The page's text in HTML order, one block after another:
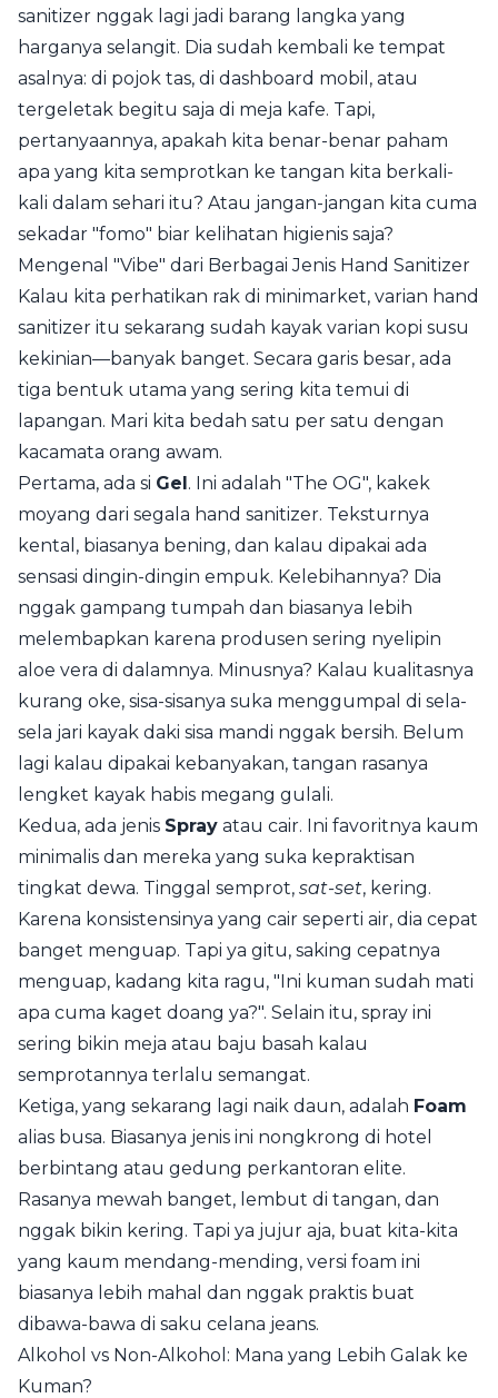
sanitizer nggak lagi jadi barang langka yang
harganya selangit. Dia sudah kembali ke tempat
asalnya: di pojok tas, di dashboard mobil, atau
tergeletak begitu saja di meja kafe. Tapi,
pertanyaannya, apakah kita benar-benar paham
apa yang kita semprotkan ke tangan kita berkali-
kali dalam sehari itu? Atau jangan-jangan kita cuma
sekadar "fomo" biar kelihatan higienis saja?
Mengenal "Vibe" dari Berbagai Jenis Hand Sanitizer
Kalau kita perhatikan rak di minimarket, varian hand
sanitizer itu sekarang sudah kayak varian kopi susu
kekinian—banyak banget. Secara garis besar, ada
tiga bentuk utama yang sering kita temui di
lapangan. Mari kita bedah satu per satu dengan
kacamata orang awam.
Pertama, ada si Gel. Ini adalah "The OG", kakek
moyang dari segala hand sanitizer. Teksturnya
kental, biasanya bening, dan kalau dipakai ada
sensasi dingin-dingin empuk. Kelebihannya? Dia
nggak gampang tumpah dan biasanya lebih
melembapkan karena produsen sering nyelipin
aloe vera di dalamnya. Minusnya? Kalau kualitasnya
kurang oke, sisa-sisanya suka menggumpal di sela-
sela jari kayak daki sisa mandi nggak bersih. Belum
lagi kalau dipakai kebanyakan, tangan rasanya
lengket kayak habis megang gulali.
Kedua, ada jenis Spray atau cair. Ini favoritnya kaum
minimalis dan mereka yang suka kepraktisan
tingkat dewa. Tinggal semprot, sat-set, kering.
Karena konsistensinya yang cair seperti air, dia cepat
banget menguap. Tapi ya gitu, saking cepatnya
menguap, kadang kita ragu, "Ini kuman sudah mati
apa cuma kaget doang ya?". Selain itu, spray ini
sering bikin meja atau baju basah kalau
semprotannya terlalu semangat.
Ketiga, yang sekarang lagi naik daun, adalah Foam
alias busa. Biasanya jenis ini nongkrong di hotel
berbintang atau gedung perkantoran elite.
Rasanya mewah banget, lembut di tangan, dan
nggak bikin kering. Tapi ya jujur aja, buat kita-kita
yang kaum mendang-mending, versi foam ini
biasanya lebih mahal dan nggak praktis buat
dibawa-bawa di saku celana jeans.
Alkohol vs Non-Alkohol: Mana yang Lebih Galak ke
Kuman?